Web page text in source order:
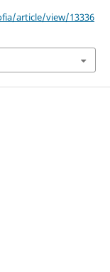
article/view/13336